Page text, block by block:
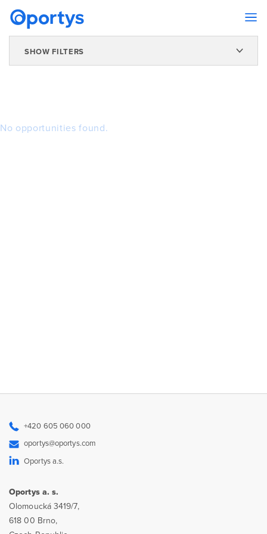
SHOW FILTERS
No opportunities found.
+420 605 060 000
oportys@oportys.com
Oportys a.s.
Oportys a. s.
Olomoucká 3419/7,
618 00 Brno,